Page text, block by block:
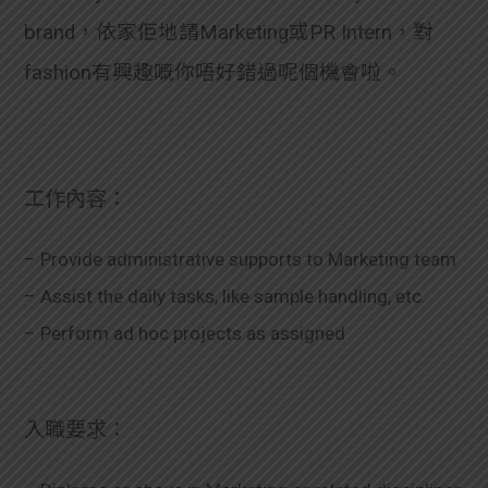
brand，依家佢地請Marketing或PR Intern，對
fashion有興趣嘅你唔好錯過呢個機會啦。
工作內容：
– Provide administrative supports to Marketing team
– Assist the daily tasks, like sample handling, etc.
– Perform ad hoc projects as assigned
入職要求：